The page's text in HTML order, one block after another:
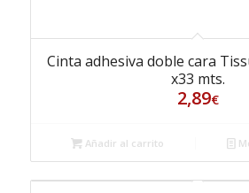
Cinta adhesiva doble cara
x33 mts.
2,89€
Añadir al carrito